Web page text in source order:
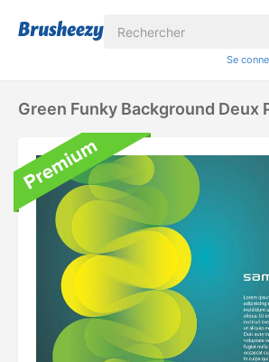
Se
Green Funky Background Deux